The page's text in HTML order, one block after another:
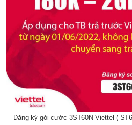
Đăng ký gói cước 3ST60N Viettel (